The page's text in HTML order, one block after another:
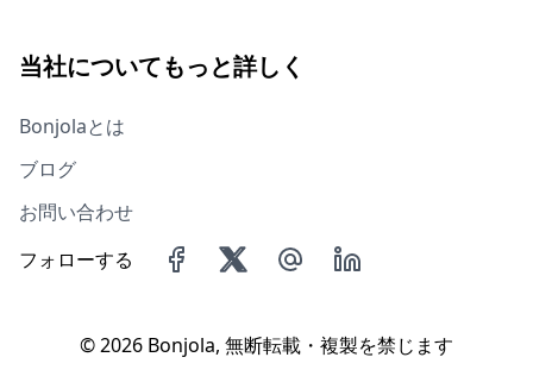
当社についてもっと詳しく
Bonjolaとは
ブログ
お問い合わせ
フォローする
©2026 Bonjola, 無断転載・複製を禁じます